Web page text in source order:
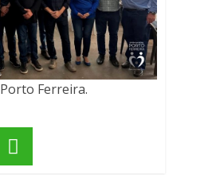
Ferreira.